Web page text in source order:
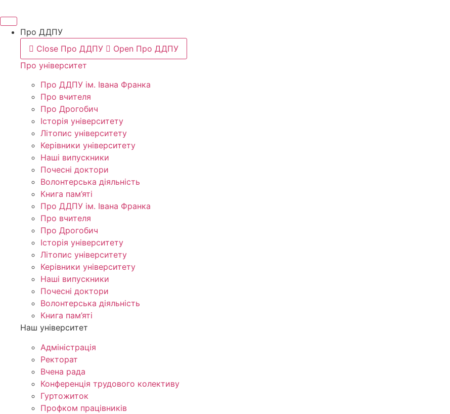
Про ДДПУ
Close Про ДДПУ
Open Про ДДПУ
Про університет
Про ДДПУ ім. Івана Франка
Про вчителя
Про Дрогобич
Історія університету
Літопис університету
Керівники університету
Наші випускники
Почесні доктори
Волонтерська діяльність
Книга пам’яті
Про ДДПУ ім. Івана Франка
Про вчителя
Про Дрогобич
Історія університету
Літопис університету
Керівники університету
Наші випускники
Почесні доктори
Волонтерська діяльність
Книга пам’яті
Наш університет
Адміністрація
Ректорат
Вчена рада
Конференція трудового колективу
Гуртожиток
Профком працівників